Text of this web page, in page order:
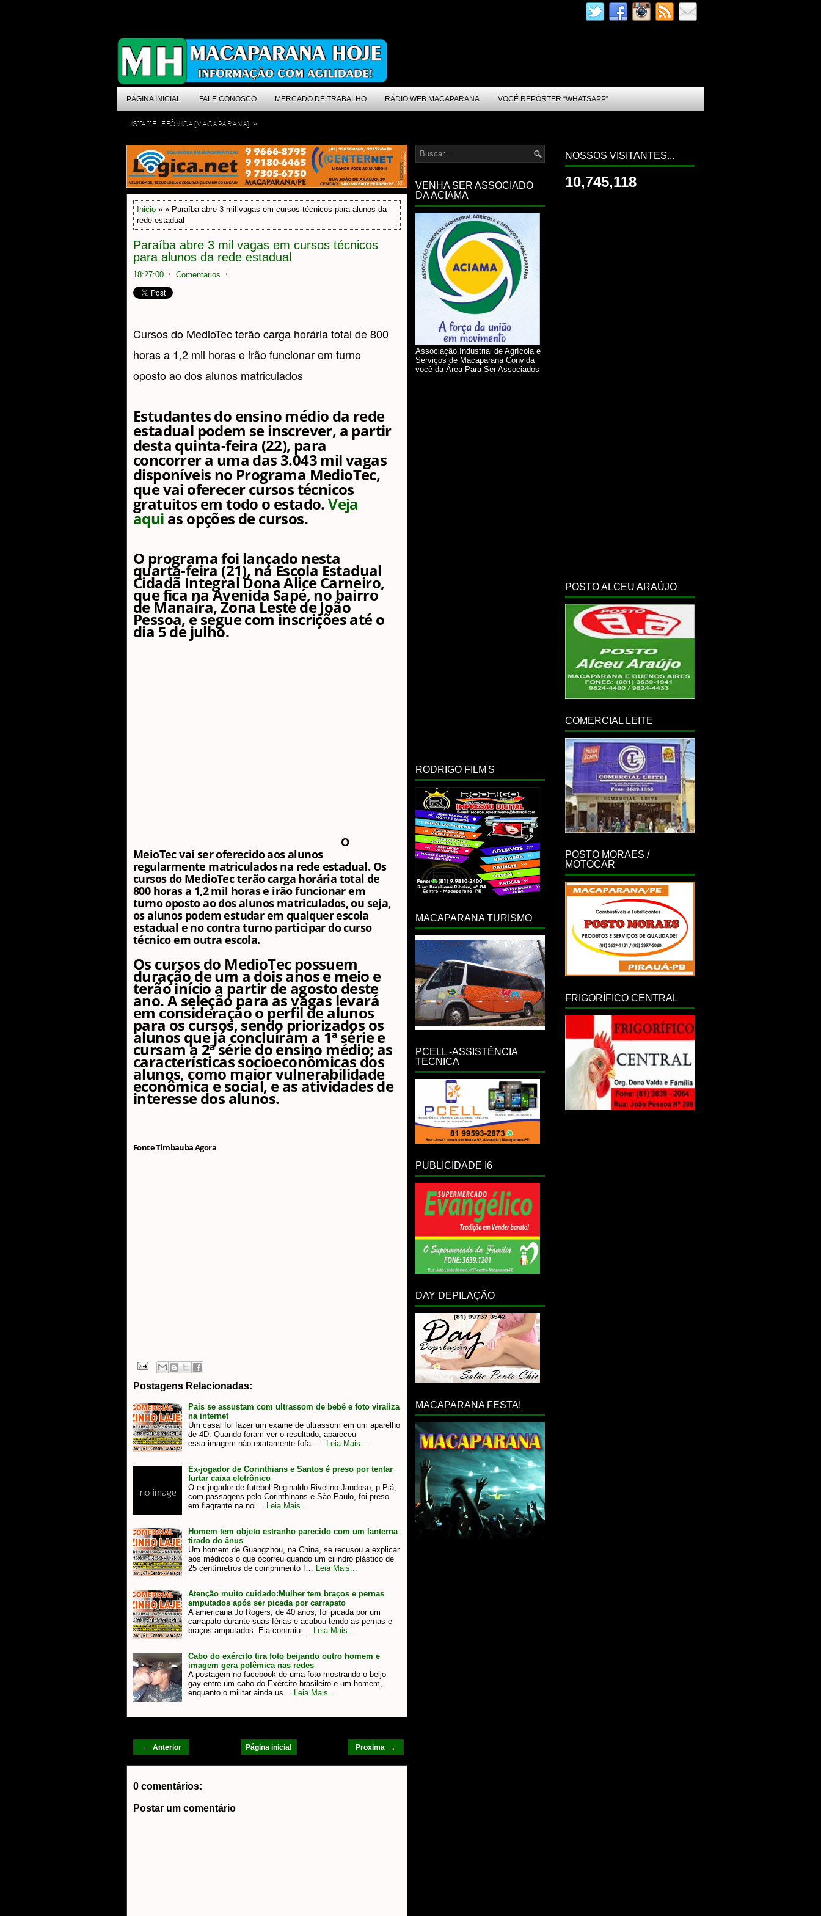
PÁGINA INICIAL FALE CONOSCO MERCADO DE TRABALHO RÁDIO WEB MACAPARANA VOCÊ REPÓRTER “WHATSAPP”
LISTA TELEFÔNICA [MACAPARANA] »
Inicio » » Paraíba abre 3 mil vagas em cursos técnicos para alunos da
rede estadual
Paraíba abre 3 mil vagas em cursos técnicos
para alunos da rede estadual
18:27:00 Comentarios
Cursos do MedioTec terão carga horária total de 800
horas a 1,2 mil horas e irão funcionar em turno
oposto ao dos alunos matriculados
Estudantes do ensino médio da rede
estadual podem se inscrever, a partir
desta quinta-feira (22), para
concorrer a uma das 3.043 mil vagas
disponíveis no Programa MedioTec,
que vai oferecer cursos técnicos
gratuitos em todo o estado.Veja
aqui as opções de cursos.
O programa foi lançado nesta
quarta-feira (21), na Escola Estadual
Cidadã Integral Dona Alice Carneiro,
que fica na Avenida Sapé, no bairro
de Manaíra, Zona Leste de João
Pessoa, e segue com inscrições até o
dia 5 de julho.
O
MeioTec vai ser oferecido aos alunos
regularmente matriculados na rede estadual. Os
cursos do MedioTec terão carga horária total de
800 horas a 1,2 mil horas e irão funcionar em
turno oposto ao dos alunos matriculados, ou seja,
os alunos podem estudar em qualquer escola
estadual e no contra turno participar do curso
técnico em outra escola.
Os cursos do MedioTec possuem
duração de um a dois anos e meio e
terão início a partir de agosto deste
ano. A seleção para as vagas levará
em consideração o perfil de alunos
para os cursos, sendo priorizados os
alunos que já concluíram a 1ª série e
cursam a 2ª série do ensino médio; as
características socioeconômicas dos
alunos, como maior vulnerabilidade
econômica e social, e as atividades de
interesse dos alunos.
Fonte Timbauba Agora
Postagens Relacionadas:
Pais se assustam com ultrassom de bebê e foto viraliza
na internet
Um casal foi fazer um exame de ultrassom em um aparelho
de 4D. Quando foram ver o resultado, apareceu
essa imagem não exatamente fofa. …
Leia Mais...
Ex-jogador de Corinthians e Santos é preso por tentar
furtar caixa eletrônico
O ex-jogador de futebol Reginaldo Rivelino Jandoso, p Piá,
com passagens pelo Corinthinans e São Paulo, foi preso
em flagrante na noi…
Leia Mais...
Homem tem objeto estranho parecido com um lanterna
tirado do ânus
Um homem de Guangzhou, na China, se recusou a explicar
aos médicos o que ocorreu quando um cilindro plástico de
25 centímetros de comprimento f…
Leia Mais...
Atenção muito cuidado:Mulher tem braços e pernas
amputados após ser picada por carrapato
A americana Jo Rogers, de 40 anos, foi picada por um
carrapato durante suas férias e acabou tendo as pernas e
braços amputados. Ela contraiu …
Leia Mais...
Cabo do exército tira foto beijando outro homem e
imagem gera polêmica nas redes
A postagem no facebook de uma foto mostrando o beijo
gay entre um cabo do Exército brasileiro e um homem,
enquanto o militar ainda us…
Leia Mais...
← Anterior Proxima →
Página inicial
0 comentários:
Postar um comentário
VENHA SER ASSOCIADO
DA ACIAMA
Associação Industrial de Agrícola e
Serviços de Macaparana Convida
você da Área Para Ser Associados
RODRIGO FILM'S
MACAPARANA TURISMO
PCELL -ASSISTÊNCIA
TECNICA
PUBLICIDADE I6
DAY DEPILAÇÃO
MACAPARANA FESTA!
NOSSOS VISITANTES...
10,745,118
POSTO ALCEU ARAÚJO
COMERCIAL LEITE
POSTO MORAES /
MOTOCAR
FRIGORÍFICO CENTRAL